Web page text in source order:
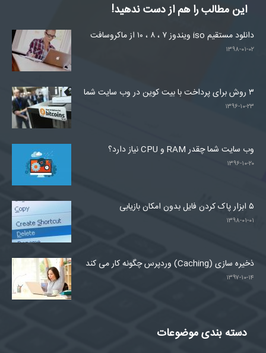
این مطالب را هم از دست ندهید!
دانلود مستقیم iso ویندوز ۷ ، ۸ ، ۱۰ از ماکروسافت
۱۳۹۸-۰۱-۰۲
۳ روش برای پرداخت با بیت کوین در وب سایت شما
۱۳۹۶-۱۰-۲۳
وب سایت شما چقدر RAM و CPU نیاز دارد؟
۱۳۹۶-۱۰-۲۰
۵ ابزار پاک کردن فایل بدون امکان بازیابی
۱۳۹۸-۰۱-۰۱
ذخیره سازی (Caching) وردپرس چگونه کار می کند
۱۳۹۷-۱۰-۱۴
دسته بندی موضوعات